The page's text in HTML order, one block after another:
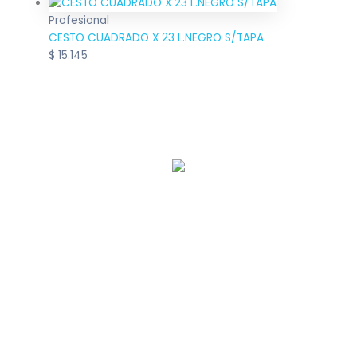
Profesional
CESTO CUADRADO X 23 L.NEGRO S/TAPA
$ 15.145